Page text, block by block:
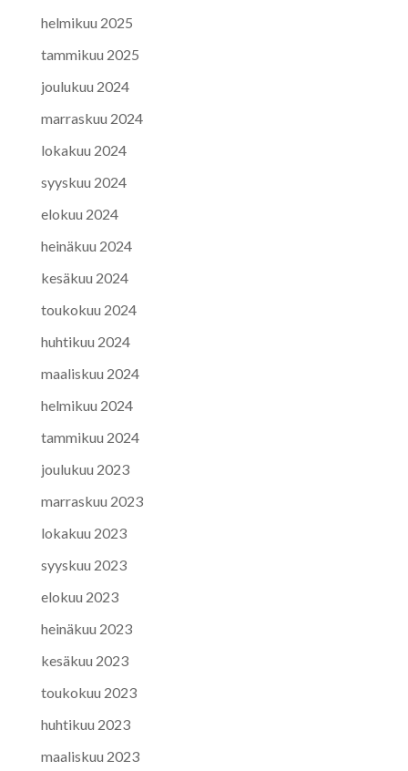
helmikuu 2025
tammikuu 2025
joulukuu 2024
marraskuu 2024
lokakuu 2024
syyskuu 2024
elokuu 2024
heinäkuu 2024
kesäkuu 2024
toukokuu 2024
huhtikuu 2024
maaliskuu 2024
helmikuu 2024
tammikuu 2024
joulukuu 2023
marraskuu 2023
lokakuu 2023
syyskuu 2023
elokuu 2023
heinäkuu 2023
kesäkuu 2023
toukokuu 2023
huhtikuu 2023
maaliskuu 2023